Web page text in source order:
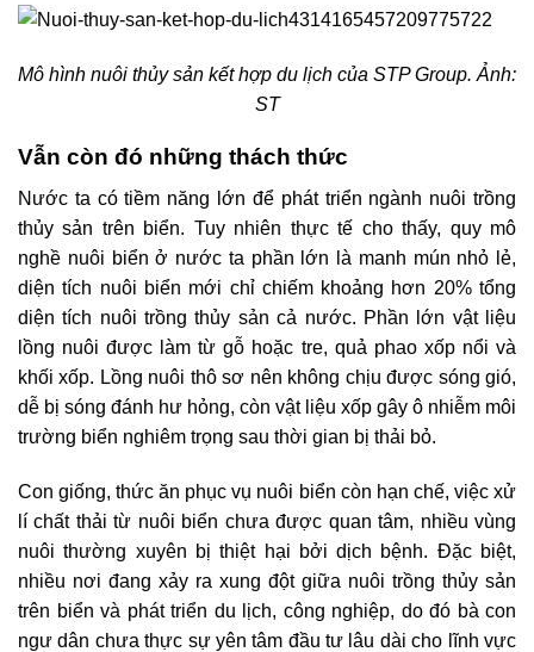
Mô hình nuôi thủy sản kết hợp du lịch của STP Group. Ảnh:
ST
Vẫn còn đó những thách thức
Nước ta có tiềm năng lớn để phát triển ngành nuôi trồng
thủy sản trên biển. Tuy nhiên thực tế cho thấy, quy mô
nghề nuôi biển ở nước ta phần lớn là manh mún nhỏ lẻ,
diện tích nuôi biển mới chỉ chiếm khoảng hơn 20% tổng
diện tích nuôi trồng thủy sản cả nước. Phần lớn vật liệu
lồng nuôi được làm từ gỗ hoặc tre, quả phao xốp nổi và
khối xốp. Lồng nuôi thô sơ nên không chịu được sóng gió,
dễ bị sóng đánh hư hỏng, còn vật liệu xốp gây ô nhiễm môi
trường biển nghiêm trọng sau thời gian bị thải bỏ.
Con giống, thức ăn phục vụ nuôi biển còn hạn chế, việc xử
lí chất thải từ nuôi biển chưa được quan tâm, nhiều vùng
nuôi thường xuyên bị thiệt hại bởi dịch bệnh. Đặc biệt,
nhiều nơi đang xảy ra xung đột giữa nuôi trồng thủy sản
trên biển và phát triển du lịch, công nghiệp, do đó bà con
ngư dân chưa thực sự yên tâm đầu tư lâu dài cho lĩnh vực